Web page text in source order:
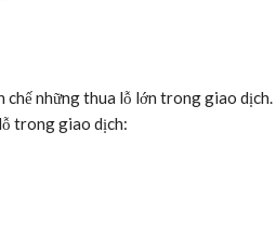
chế những thua lỗ lớn trong giao dịch.
trong giao dịch: